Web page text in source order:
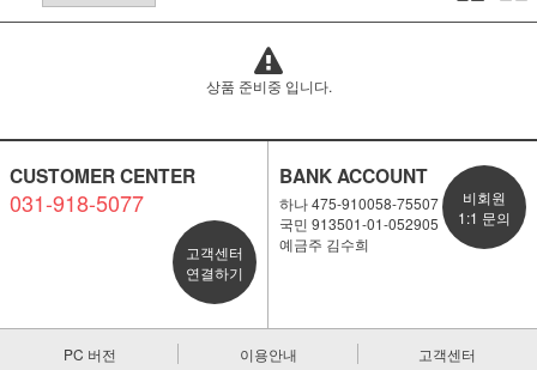
상품 준비중 입니다.
CUSTOMER CENTER
031-918-5077
고객센터
연결하기
BANK ACCOUNT
하나 475-910058-75507
국민 913501-01-052905
예금주 김수희
비회원
1:1 문의
PC 버전 이용안내 고객센터